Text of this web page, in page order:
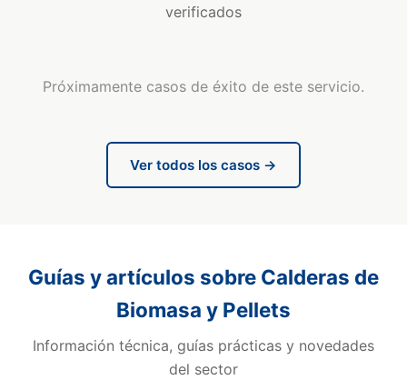
verificados
Próximamente casos de éxito de este servicio.
Ver todos los casos →
Guías y artículos sobre Calderas de
Biomasa y Pellets
Información técnica, guías prácticas y novedades
del sector